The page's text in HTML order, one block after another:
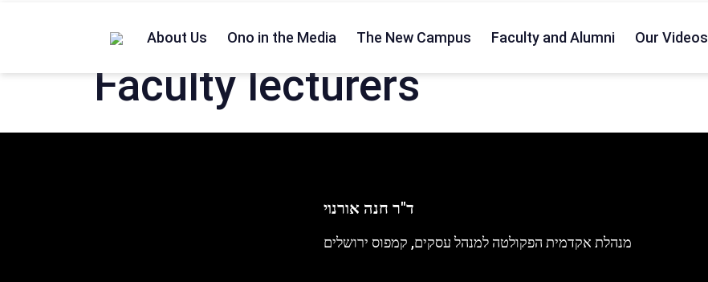
About Us Ono in the Media The New Campus Faculty and Alumni Our Videos
Faculty lecturers
ד"ר חנה אורנוי
מנהלת אקדמית הפקולטה למנהל עסקים, קמפוס ירושלים